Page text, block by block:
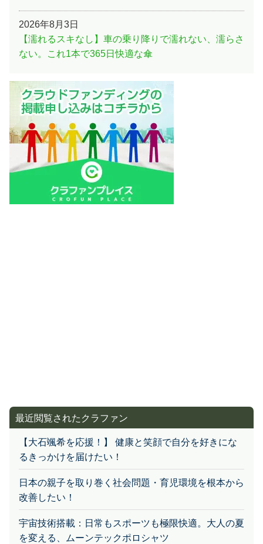
2026年8月3日
【濡れるスキなし】車の乗り降りで濡れない、濡らさ
ない。これ1本で365日快適な傘
最近閲覧されたクラファン
【大石颯希を応援！】 健康と笑顔で自分を好きにな
るきっかけを届けたい！
日本の親子を取り巻く社会問題・育児環境を根本から
改善したい！
宇宙技術搭載：日常もスポーツも極限快適。大人の夏
を変える、ムーンテックポロシャツ